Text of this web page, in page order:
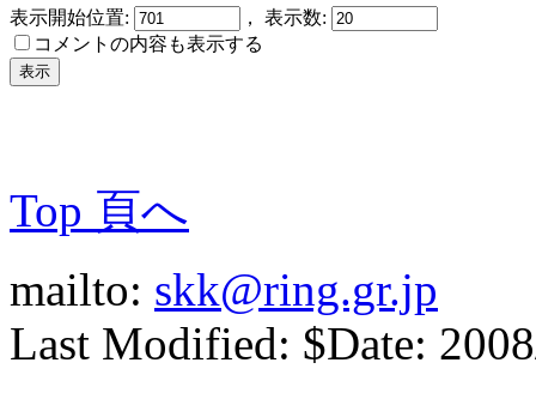
表示開始位置:
， 表示数:
コメントの内容も表示する
Top 頁へ
mailto: skk@ring.gr.jp
Last Modified: $Date: